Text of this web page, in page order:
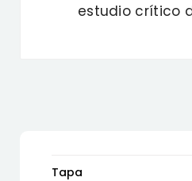
estudio crítico
Tapa